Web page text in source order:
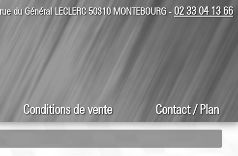
Conditions de vente Contact / Plan
du Général LECLERC 50310 MONTEBOURG - 02 33 04 13 66